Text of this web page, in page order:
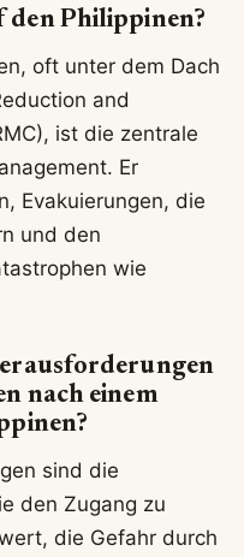
Philippinen?
oft unter dem Dach
and
ist die zentrale
Er
Evakuierungen, die
und den
wie
nach einem
sind die
den Zugang zu
die Gefahr durch